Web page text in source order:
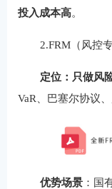
投入成本高。
2.FRM（风控
定位：只做风
VaR、巴塞尔协议
优势场景：国